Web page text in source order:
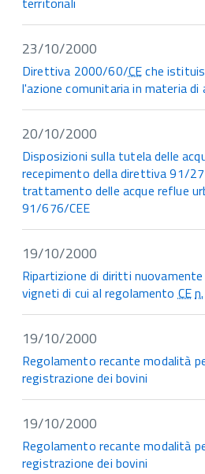
23/10/2000
Direttiva 2000/60/CEche
l'azione comunitaria in materia di
20/10/2000
Disposizioni sulla tutela delle
recepimento della direttiva 91/
trattamento delle acque reflue
91/676/CEE
19/10/2000
Ripartizione di diritti
vigneti di cui al regolamentoCEn.
19/10/2000
Regolamento recante modalità
registrazione dei bovini
19/10/2000
Regolamento recante modalità
registrazione dei bovini